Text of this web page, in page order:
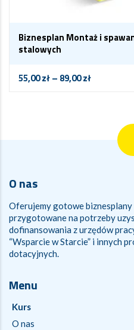
Biznesplan Montaż i
stalowych
55,00zł– 89,00zł
O nas
Oferujemy gotowe biznesplany
przygotowane na potrzeby
dofinansowania z urzędów
“Wsparcie w Starcie” i innych
dotacyjnych.
Menu
Kurs
O nas